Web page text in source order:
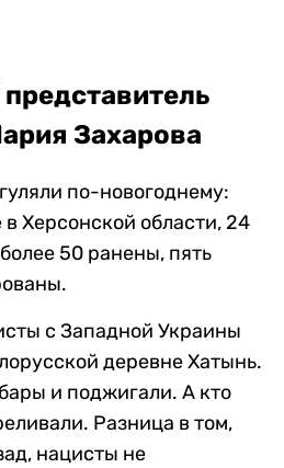
Захарова
по-новогоднему:
Херсонской области, 24
50 ранены, пять
с Западной Украины
деревне Хатынь.
и поджигали. А кто
Разница в том,
нацисты не